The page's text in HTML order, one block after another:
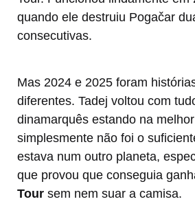
quando ele destruiu Pogačar
consecutivas.
Mas 2024 e 2025 foram
diferentes. Tadej voltou com
dinamarquês estando na
simplesmente não foi o
estava num outro planeta,
que provou que conseguia
Tour sem nem suar a camisa.